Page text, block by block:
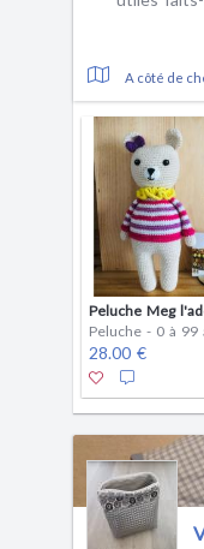
A côté de
Peluche - 0 à 99
28.00 €